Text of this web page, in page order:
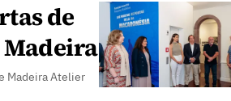
de
Madeira
Madeira Atelier